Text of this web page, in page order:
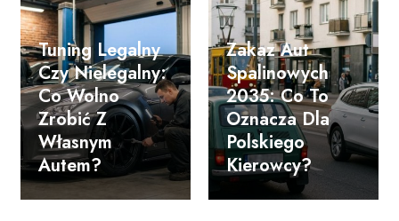
Tuning Legalny
Czy Nielegalny:
Co Wolno
Zrobić Z
Własnym
Autem?
Zakaz Aut
Spalinowych
2035: Co To
Oznacza Dla
Polskiego
Kierowcy?